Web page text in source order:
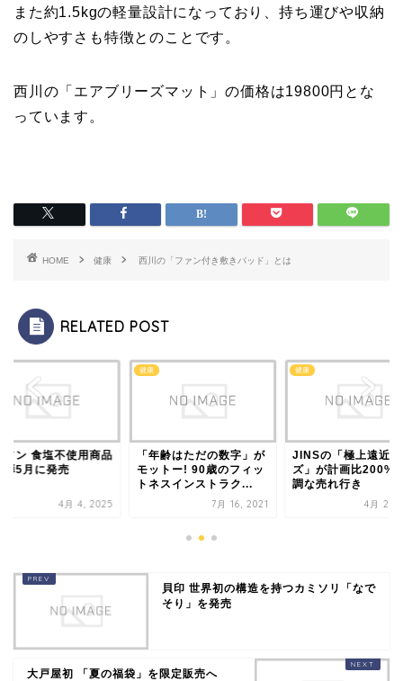
また約1.5kgの軽量設計になっており、持ち運びや収納
のしやすさも特徴とのことです。
西川の「エアブリーズマット」の価格は19800円とな
っています。
HOME 健康 西川の「ファン付き敷きパッド」とは
RELATED POST
ソン 食塩不使用商品
弾5月に発売
4月 4, 2025
健康
「年齢はただの数字」が
モットー! 90歳のフィッ
トネスインストラク...
7月 16, 2021
健康
JINSの「極上遠近
ズ」が計画比200%
調な売れ行き
4月 23,
貝印 世界初の構造を持つカミソリ「なで
そり」を発売
大戸屋初 「夏の福袋」を限定販売へ